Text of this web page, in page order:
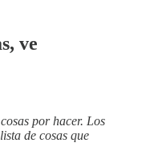
ve
por hacer. Los
de cosas que